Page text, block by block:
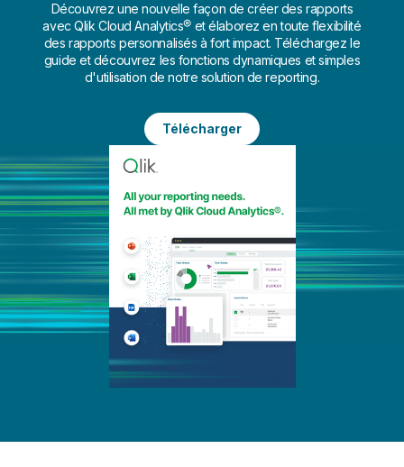
Découvrez une nouvelle façon de créer des rapports
avec Qlik Cloud Analytics® et élaborez en toute flexibilité
des rapports personnalisés à fort impact. Téléchargez le
guide et découvrez les fonctions dynamiques et simples
d'utilisation de notre solution de reporting.
Télécharger